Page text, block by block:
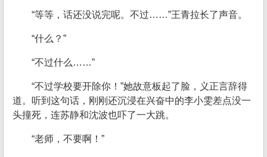
“等等，话还没说完呢。不过……”王青拉长了声音。
“什么？”
“不过什么……”
“不过学校要开除你！”她故意板起了脸，义正言辞得
道。听到这句话，刚刚还沉浸在兴奋中的李小雯差点没一
头撞死，连苏静和沈波也吓了一大跳。
“老师，不要啊！”